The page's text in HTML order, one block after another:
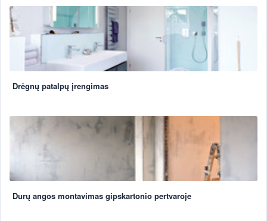
Drėgnų patalpų įrengimas
Durų angos montavimas gipskartonio pertvaroje